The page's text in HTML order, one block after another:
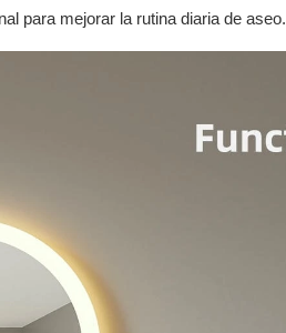
para mejorar la rutina diaria de aseo.